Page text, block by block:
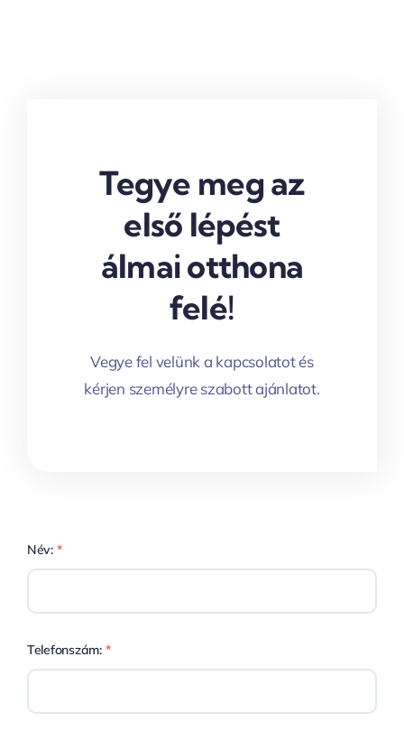
Tegye meg az
első lépést
álmai otthona
felé!
Vegye fel velünk a kapcsolatot és
kérjen személyre szabott ajánlatot.
Név: *
Telefonszám: *